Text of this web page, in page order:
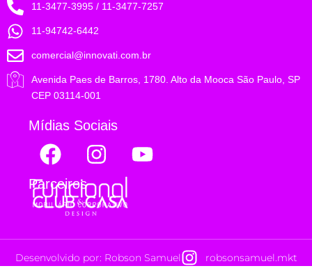
11-3477-3995 / 11-3477-7257
11-94742-6442
comercial@innovati.com.br
Avenida Paes de Barros, 1780. Alto da Mooca São Paulo, SP
CEP 03114-001
Mídias Sociais
Parceiros
Desenvolvido por: Robson Samuel robsonsamuel.mkt